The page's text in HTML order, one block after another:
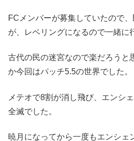
FCメンバーが募集していたので
が、レベリングになるので一緒に
古代の民の迷宮なので楽だろうと
か今回はパッチ5.5の世界でした。
メテオで8割が消し飛び、エンシ
全滅でした。
暁月になってから一度もエンシェ